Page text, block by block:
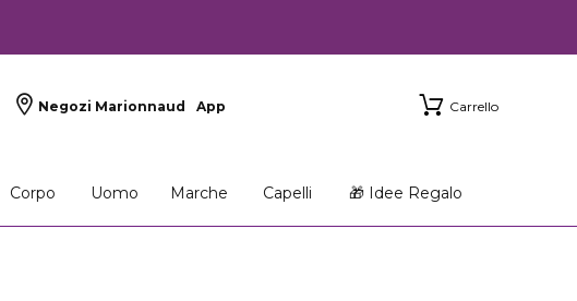
Negozi Marionnaud App Carrello
Corpo Uomo Marche Capelli 🎁 Idee Regalo